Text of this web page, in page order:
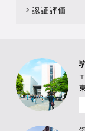
認証評価